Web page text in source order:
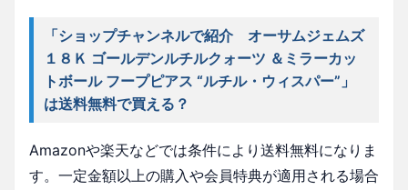
「ショップチャンネルで紹介 オーサムジェムズ
１８Ｋ ゴールデンルチルクォーツ ＆ミラーカッ
トボール フープピアス “ルチル・ウィスパー”」
は送料無料で買える？
Amazonや楽天などでは条件により送料無料になりま
す。一定金額以上の購入や会員特典が適用される場合